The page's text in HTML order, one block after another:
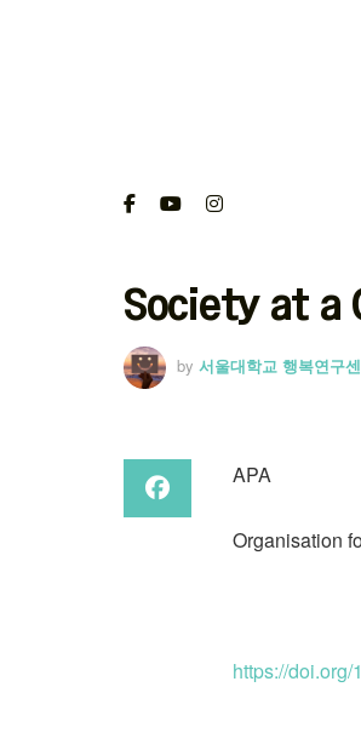
Society at a
by 서울대학교 행복연구
APA
Organisation
https://